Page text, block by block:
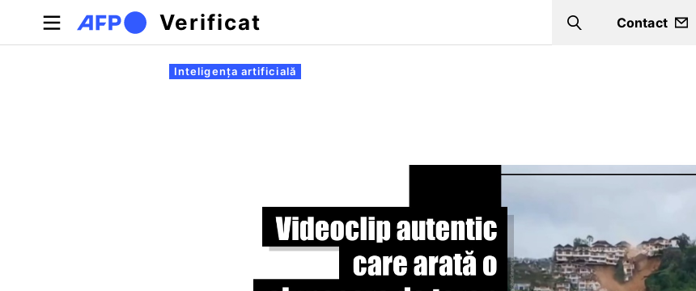
Sari la conținutul principal
Verificat Search
Contact
Filele principale
Inteligența artificială